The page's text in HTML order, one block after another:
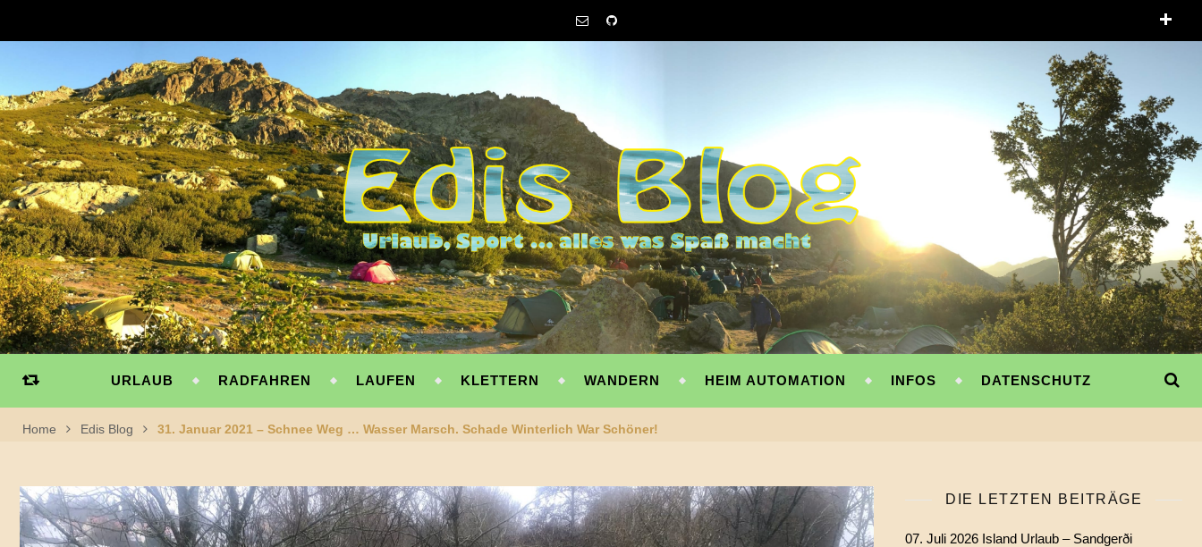
URLAUB RADFAHREN LAUFEN KLETTERN WANDERN HEIM AUTOMATION INFOS DATENSCHUTZ
Home Edis Blog 31. Januar 2021 – Schnee Weg … Wasser Marsch. Schade Winterlich War Schöner!
DIE LETZTEN BEITRÄGE
07. Juli 2026 Island Urlaub – Sandgerði